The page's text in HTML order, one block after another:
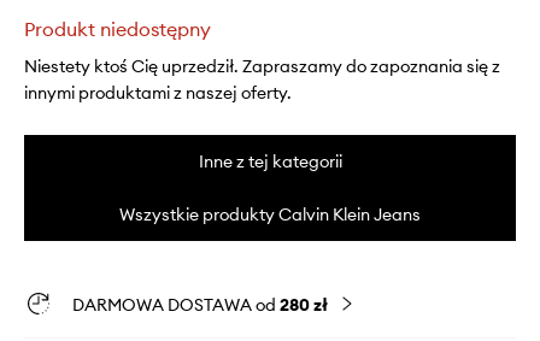
Produkt niedostępny
Niestety ktoś Cię uprzedził. Zapraszamy do zapoznania się z
innymi produktami z naszej oferty.
Inne z tej kategorii
Wszystkie produkty Calvin Klein Jeans
DARMOWA DOSTAWA od 280 zł